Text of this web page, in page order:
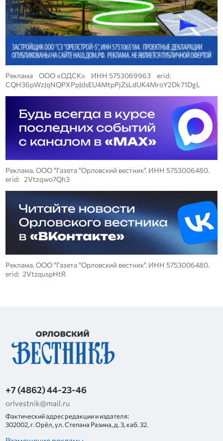
Реклама ООО «ОДСК» ИНН 5753069963 erid:
CQH36pWzJqNQPXPpJdsEU4MtpPjZsLdUK4MroY2Dk71DgL
Реклама. ООО "Газета "Орловский вестник". ИНН 5753006480.
erid: 2Vtzqwo7Qh3
Реклама. ООО "Газета "Орловский вестник". ИНН 5753006480.
erid: 2VtzquspHtR
+7 (4862) 44-23-46
orlvestnik@mail.ru
Фактический адрес редакции и издателя:
302002, г. Орёл, ул. Степана Разина, д. 3, каб. 32.